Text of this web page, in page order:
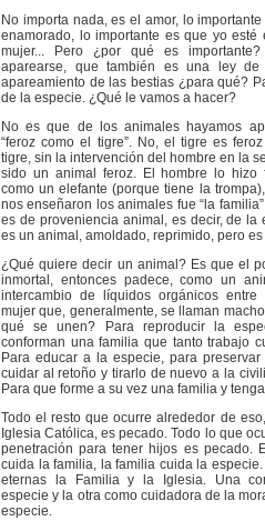
No importa nada, es el amor, lo
enamorado, lo importante es que yo esté
mujer... Pero ¿por qué es
aparearse, que también es una ley
apareamiento de las bestias ¿para qué?
de la especie. ¿Qué le vamos a hacer?
No es que de los animales hayamos
“feroz como el tigre”. No, el tigre es
tigre, sin la intervención del hombre en la
sido un animal feroz. El hombre lo hizo
como un elefante (porque tiene la
nos enseñaron los animales fue “la
es de proveniencia animal, es decir, de la
es un animal, amoldado, reprimido, pero
¿Qué quiere decir un animal? Es que el
inmortal, entonces padece, como un
intercambio de líquidos orgánicos
mujer que, generalmente, se llaman
qué se unen? Para reproducir la
conforman una familia que tanto trabajo
Para educar a la especie, para
cuidar al retoño y tirarlo de nuevo a la
Para que forme a su vez una familia y
Todo el resto que ocurre alrededor de
Iglesia Católica, es pecado. Todo lo que
penetración para tener hijos es pecado.
cuida la familia, la familia cuida la
eternas la Familia y la Iglesia. Una
especie y la otra como cuidadora de la
especie.